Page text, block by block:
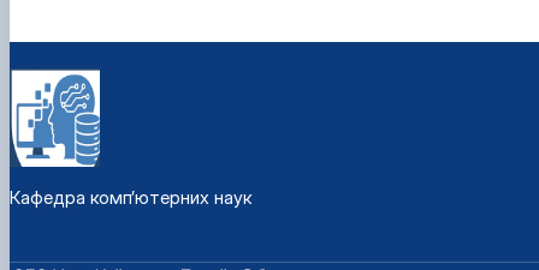
Кафедра комп’ютерних наук